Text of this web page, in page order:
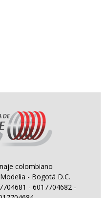
colombiano
- Bogotá D.C.
- 6017704682 -